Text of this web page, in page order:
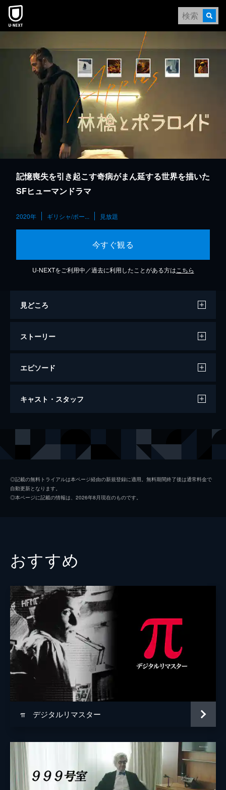
本文へスキップ
記憶喪失を引き起こす奇病がまん延する世界を描いた
SFヒューマンドラマ
2020年 ギリシャ/ポー... 見放題
今すぐ観る
U-NEXTをご利用中／過去に利用したことがある方は こちら
見どころ
ストーリー
エピソード
林檎とポラロイド
キャスト・スタッフ
ソフィア・ゲオルゴヴァシリ
音楽
製作 イラクリス・マヴロイディス
アリス・ダヨス
マリウシュ・ヴロダルスキ
クリストス・ニク
◎記載の無料トライアルは本ページ経由の新規登録に適用。無料期間終了後は通常料金で
自動更新となります。
◎本ページに記載の情報は、2026年8月現在のものです。
おすすめ
π デジタルリマスター